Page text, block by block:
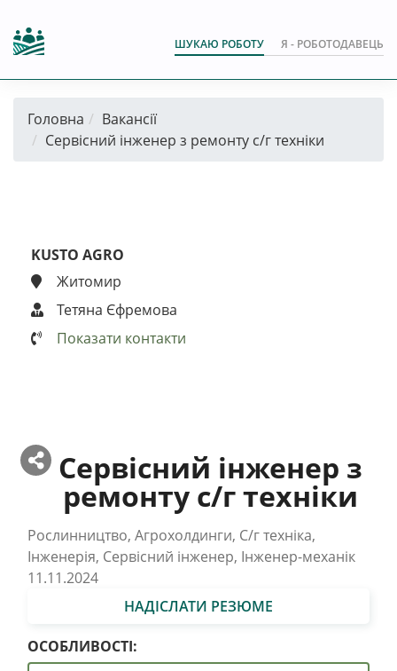
ШУКАЮ РОБОТУ Я - РОБОТОДАВЕЦЬ
Головна
Вакансії
Сервісний інженер з ремонту с/г техніки
KUSTO AGRO
Житомир
Тетяна Єфремова
Показати контакти
Сервісний інженер з
ремонту с/г техніки
Рослинництво, Агрохолдинги, С/г техніка,
Інженерія, Сервісний інженер, Інженер-механік
11.11.2024
НАДІСЛАТИ РЕЗЮМЕ
ОСОБЛИВОСТІ: